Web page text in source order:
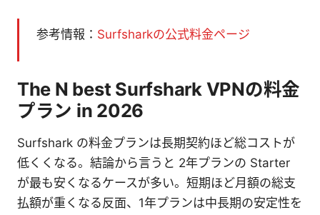
参考情報： Surfsharkの公式料金ページ
The N best Surfshark VPNの料金
プラン in 2026
Surfshark の料金プランは長期契約ほど総コストが
低くくなる。結論から言うと 2年プランの Starter
が最も安くなるケースが多い。短期ほど月額の総支
払額が重くなる反面、1年プランは中長期の安定性を